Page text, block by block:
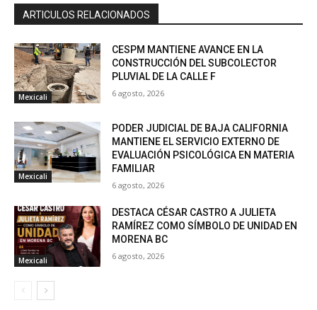
ARTICULOS RELACIONADOS
Mexicali
CESPM MANTIENE AVANCE EN LA
CONSTRUCCIÓN DEL SUBCOLECTOR
PLUVIAL DE LA CALLE F
6 agosto, 2026
Mexicali
PODER JUDICIAL DE BAJA CALIFORNIA
MANTIENE EL SERVICIO EXTERNO DE
EVALUACIÓN PSICOLÓGICA EN MATERIA
FAMILIAR
6 agosto, 2026
Mexicali
DESTACA CÉSAR CASTRO A JULIETA
RAMÍREZ COMO SÍMBOLO DE UNIDAD EN
MORENA BC
6 agosto, 2026